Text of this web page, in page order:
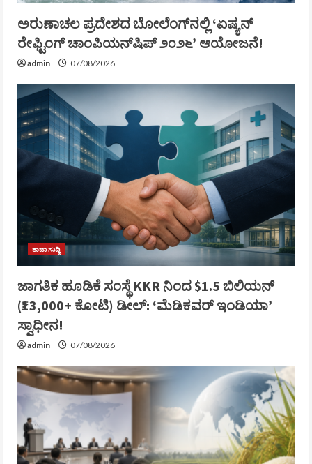
ಅರುಣಾಚಲ ಪ್ರದೇಶದ ಬೋಲೆಂಗ್‌ನಲ್ಲಿ ‘ಏಷ್ಯನ್
ರೇಫ್ಟಿಂಗ್ ಚಾಂಪಿಯನ್‌ಷಿಪ್ ೨೦೨೬’ ಆಯೋಜನೆ!
admin 07/08/2026
ತಾಜಾ ಸುದ್ದಿ
ಜಾಗತಿಕ ಹೂಡಿಕೆ ಸಂಸ್ಥೆ KKR ನಿಂದ $1.5 ಬಿಲಿಯನ್
(₹13,000+ ಕೋಟಿ) ಡೀಲ್: ‘ಮೆಡಿಕವರ್ ಇಂಡಿಯಾ’
ಸ್ವಾಧೀನ!
admin 07/08/2026